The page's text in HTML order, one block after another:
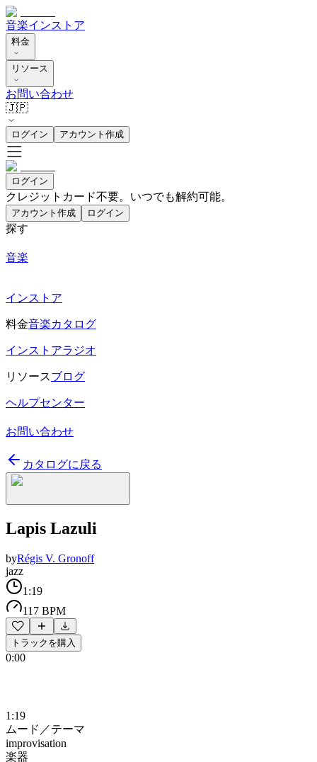
音楽インストア
料金
リソース
お問い合わせ
🇯🇵
ログイン アカウント作成
ログイン
クレジットカード不要。いつでも解約可能。
アカウント作成 ログイン
探す
音楽
インストア
料金音楽カタログ
インストアラジオ
リソースブログ
ヘルプセンター
お問い合わせ
カタログに戻る
Lapis Lazuli
byRégis V. Gronoff
jazz
1:19
117 BPM
トラックを購入
0:00
1:19
ムード／テーマ
improvisation
楽器